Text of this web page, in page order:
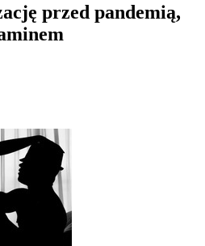
przed pandemią,